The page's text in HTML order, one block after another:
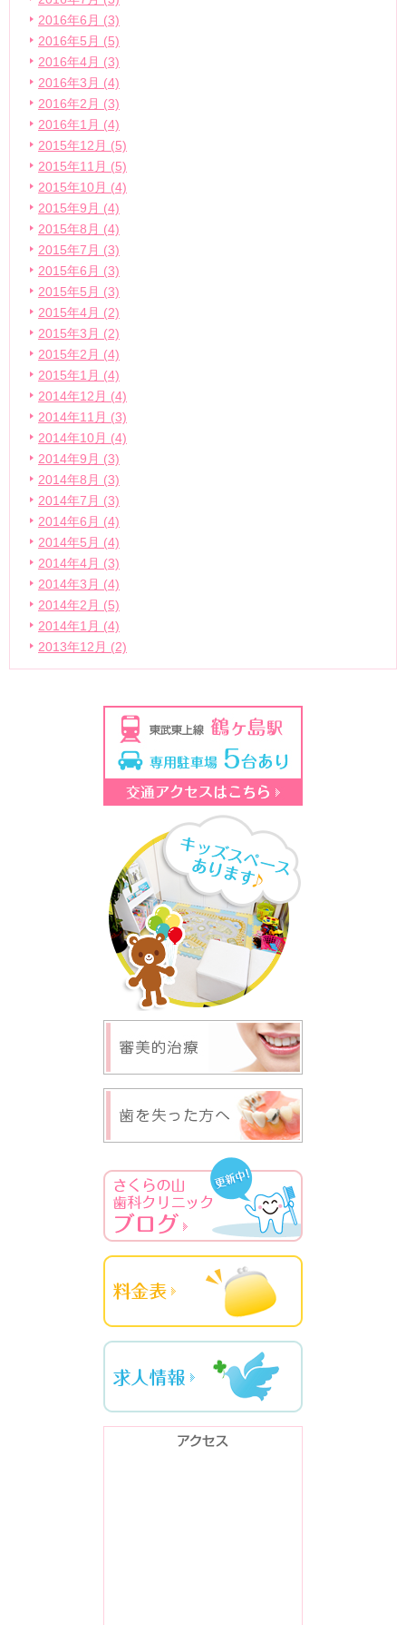
2016年6月 (3)
2016年5月 (5)
2016年4月 (3)
2016年3月 (4)
2016年2月 (3)
2016年1月 (4)
2015年12月 (5)
2015年11月 (5)
2015年10月 (4)
2015年9月 (4)
2015年8月 (4)
2015年7月 (3)
2015年6月 (3)
2015年5月 (3)
2015年4月 (2)
2015年3月 (2)
2015年2月 (4)
2015年1月 (4)
2014年12月 (4)
2014年11月 (3)
2014年10月 (4)
2014年9月 (3)
2014年8月 (3)
2014年7月 (3)
2014年6月 (4)
2014年5月 (4)
2014年4月 (3)
2014年3月 (4)
2014年2月 (5)
2014年1月 (4)
2013年12月 (2)